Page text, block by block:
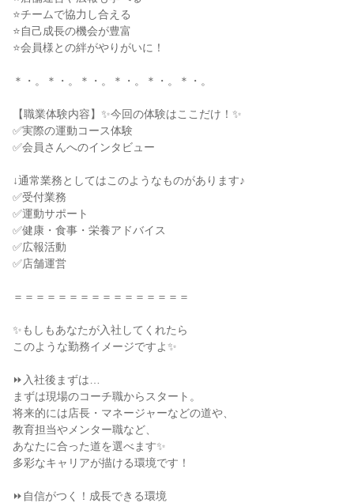
⭐チームで協力し合える
⭐自己成長の機会が豊富
⭐会員様との絆がやりがいに！
＊・。＊・。＊・。＊・。＊・。＊・。
【職業体験内容】✨今回の体験はここだけ！✨
✅実際の運動コース体験
✅会員さんへのインタビュー
↓通常業務としてはこのようなものがあります♪
✅受付業務
✅運動サポート
✅健康・食事・栄養アドバイス
✅広報活動
✅店舗運営
＝＝＝＝＝＝＝＝＝＝＝＝＝＝＝＝
✨もしもあなたが入社してくれたら
このような勤務イメージですよ✨
⏩入社後まずは…
まずは現場のコーチ職からスタート。
将来的には店長・マネージャーなどの道や、
教育担当やメンター職など、
あなたに合った道を選べます✨
多彩なキャリアが描ける環境です！
⏩自信がつく！成長できる環境